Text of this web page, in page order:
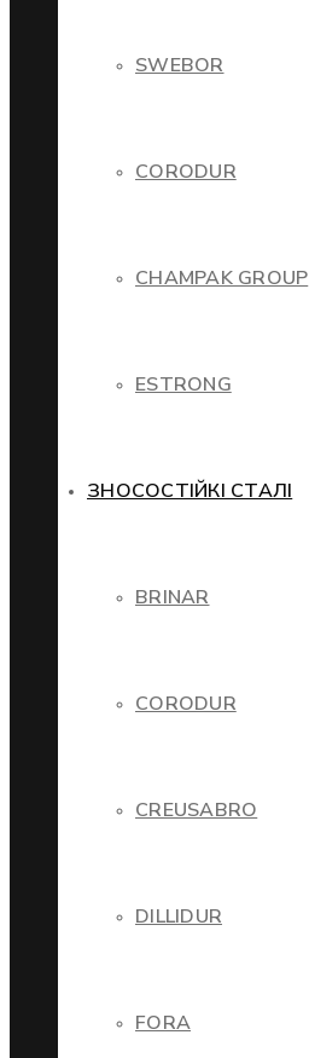
SWEBOR
CORODUR
CHAMPAK GROUP
ESTRONG
ЗНОСОСТІЙКІ СТАЛІ
BRINAR
CORODUR
CREUSABRO
DILLIDUR
FORA